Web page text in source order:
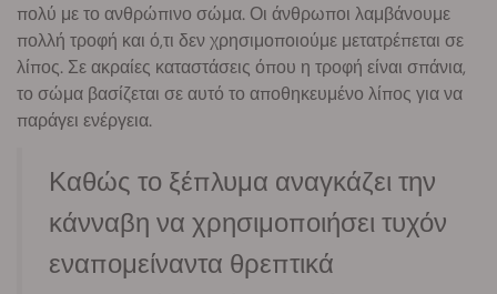
πολύ με το ανθρώπινο σώμα. Οι άνθρωποι λαμβάνουμε
πολλή τροφή και ό,τι δεν χρησιμοποιούμε μετατρέπεται σε
λίπος. Σε ακραίες καταστάσεις όπου η τροφή είναι σπάνια,
το σώμα βασίζεται σε αυτό το αποθηκευμένο λίπος για να
παράγει ενέργεια.
Καθώς το ξέπλυμα αναγκάζει την
κάνναβη να χρησιμοποιήσει τυχόν
εναπομείναντα θρεπτικά